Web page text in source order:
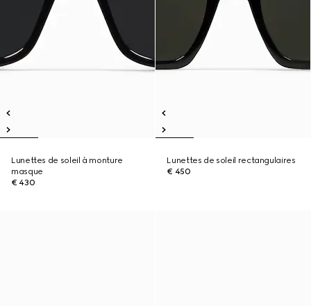
Lunettes de soleil à monture
masque
€ 430
Lunettes de soleil rectangulaires
€ 450